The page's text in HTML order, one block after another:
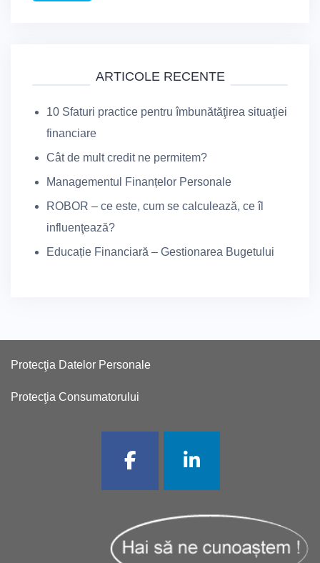
ARTICOLE RECENTE
10 Sfaturi practice pentru îmbunătăţirea situaţiei
financiare
Cât de mult credit ne permitem?
Managementul Finanțelor Personale
ROBOR – ce este, cum se calculează, ce îl
influenţează?
Educație Financiară – Gestionarea Bugetului
Protecţia Datelor Personale
Protecţia Consumatorului